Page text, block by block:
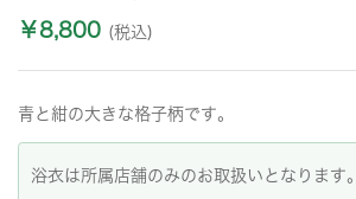
￥8,800 (税込)
青と紺の大きな格子柄です。
浴衣は所属店舗のみのお取扱いとなります。